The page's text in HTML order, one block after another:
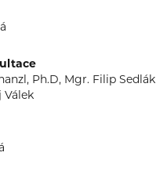
Ph.D, Mgr. Filip Sedlák
Válek